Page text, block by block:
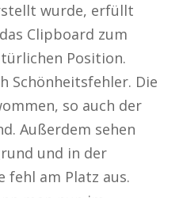
wurde, erfüllt
Clipboard zum
Position.
Schönheitsfehler. Die
so auch der
Außerdem sehen
und in der
fehl am Platz aus.